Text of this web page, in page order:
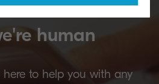
human
to help you with any